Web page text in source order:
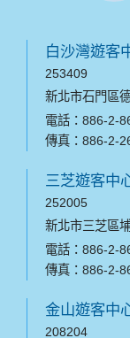
白沙灣遊客
253409
新北市石門區
電話：886-2-
傳真：886-2-
三芝遊客中
252005
新北市三芝區
電話：886-2-
傳真：886-2-
金山遊客中
208204